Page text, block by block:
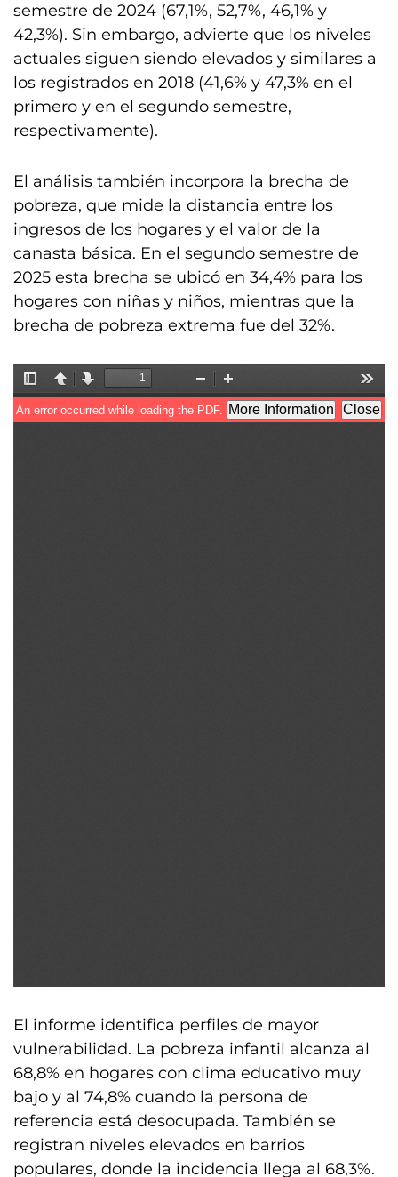
semestre de 2024 (67,1%, 52,7%, 46,1% y
42,3%). Sin embargo, advierte que los niveles
actuales siguen siendo elevados y similares a
los registrados en 2018 (41,6% y 47,3% en el
primero y en el segundo semestre,
respectivamente).
El análisis también incorpora la brecha de
pobreza, que mide la distancia entre los
ingresos de los hogares y el valor de la
canasta básica. En el segundo semestre de
2025 esta brecha se ubicó en 34,4% para los
hogares con niñas y niños, mientras que la
brecha de pobreza extrema fue del 32%.
El informe identifica perfiles de mayor
vulnerabilidad. La pobreza infantil alcanza al
68,8% en hogares con clima educativo muy
bajo y al 74,8% cuando la persona de
referencia está desocupada. También se
registran niveles elevados en barrios
populares, donde la incidencia llega al 68,3%.